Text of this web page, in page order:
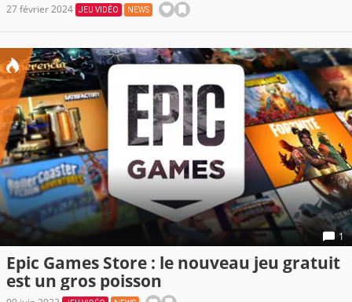
27 février 2024 JEU VIDÉO NEWS
1
Epic Games Store : le nouveau jeu gratuit
est un gros poisson